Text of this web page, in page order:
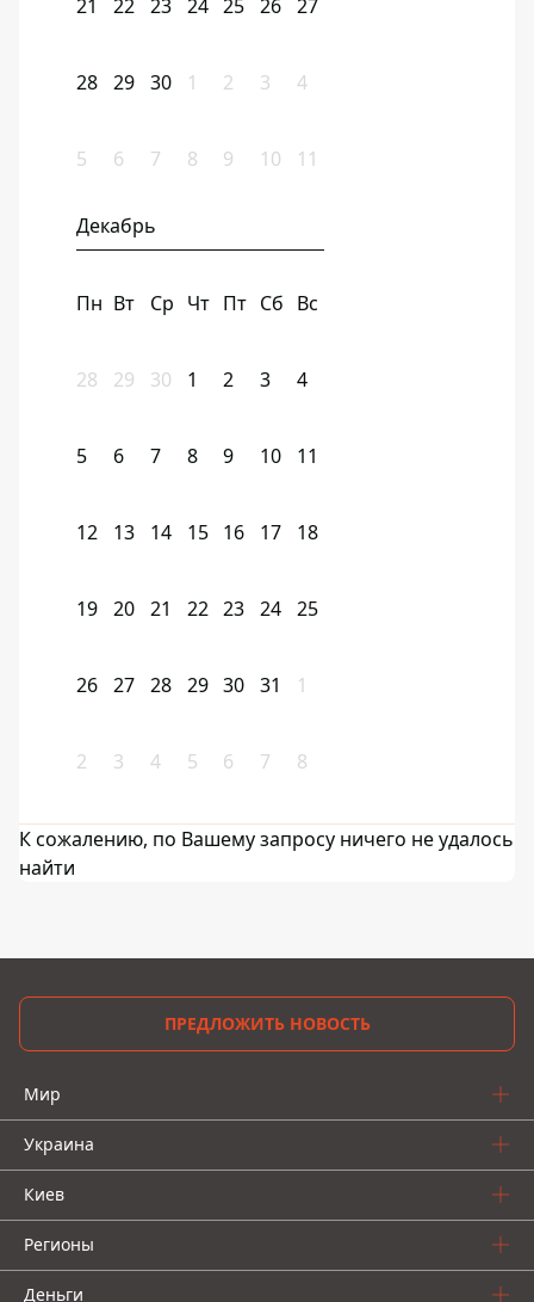
21 22 23 24 25 26 27
28 29 30 1 2 3 4
5 6 7 8 9 10 11
Декабрь
Пн Вт Ср Чт Пт Сб Вс
28 29 30 1 2 3 4
5 6 7 8 9 10 11
12 13 14 15 16 17 18
19 20 21 22 23 24 25
26 27 28 29 30 31 1
2 3 4 5 6 7 8
К сожалению, по Вашему запросу ничего не удалось
найти
ПРЕДЛОЖИТЬ НОВОСТЬ
Мир
Украина
Киев
Регионы
Деньги